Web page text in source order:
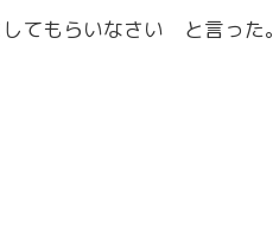
てもらいなさい と言った。